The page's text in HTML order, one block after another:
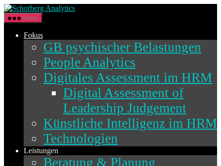
Direkt
zum
Inhalt
wechseln
Schorberg
Menü
Fokus
GB psychischer Belastungen
People Analytics
Digitales Assessment im HRM
Digital Assessment of
Leadership Judgement
Künstliche Intelligenz im HRM
Technologien
Leistungen
Beratung & Planung